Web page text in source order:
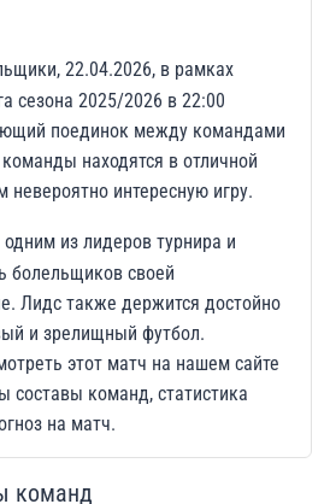
22.04.2026, в рамках
сезона 2025/2026 в 22:00
поединок между командами
находятся в отличной
интересную игру.
из лидеров турнира и
болельщиков своей
Лидс также держится достойно
и зрелищный футбол.
этот матч на нашем сайте
составы команд, статистика
на матч.
команд